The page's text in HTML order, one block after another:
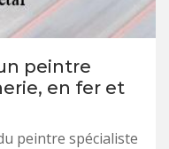
peintre
en fer et
peintre spécialiste